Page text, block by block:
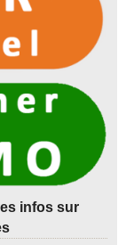
infos sur